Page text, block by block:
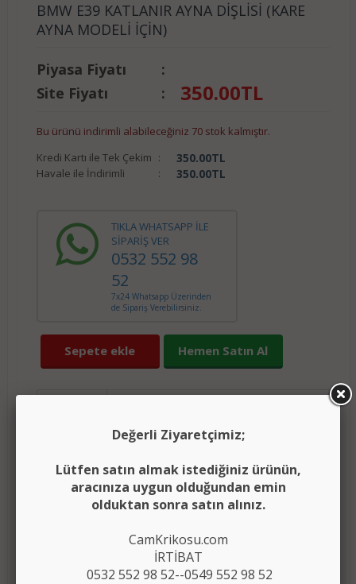
BMW E39 KATLANIR AYNA DİŞLİSİ (KARE
AYNA MODELİ İÇİN)
Piyasa Fiyatı
:
Site Fiyatı
: 350.00TL
Bu ürünü indirimli alabileceğiniz 70 stok kalmıştır.
Kredi Kartı ile Tek Çekim : 350.00TL
Havale ile İndirimli : 350.00TL
TIKLA WHATSAPP İLE
SİPARİŞ VER
0532 552 98
52
7x24 Whatsapp Üzerinden
de Sipariş Verebilirsiniz.
Sepete ekle Hemen Satın Al
Ürünü karşılaştırma listeme ekle(Karşılaştır)
Fiyatı düşünce bildir
Aklımdakiler listesine ekle
Değerli Ziyaretçimiz;
Lütfen satın almak istediğiniz ürünün,
aracınıza uygun olduğundan emin
olduktan sonra satın alınız.
CamKrikosu.com
İRTİBAT
0532 552 98 52--0549 552 98 52